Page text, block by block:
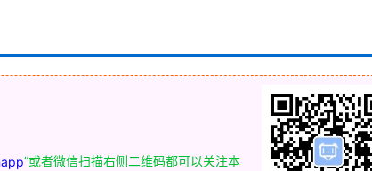
”或者微信扫描右侧二维码都可以关注本